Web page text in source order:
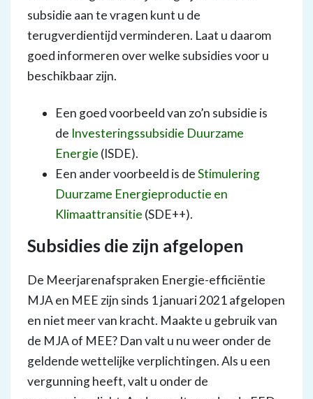
subsidie aan te vragen kunt u de
terugverdientijd verminderen. Laat u daarom
goed informeren over welke subsidies voor u
beschikbaar zijn.
Een goed voorbeeld van zo’n subsidie is
de Investeringssubsidie Duurzame
Energie (ISDE).
Een ander voorbeeld is deStimulering
Duurzame Energieproductie en
Klimaattransitie (SDE++).
Subsidies die zijn afgelopen
De Meerjarenafspraken Energie-efficiëntie
MJA en MEE zijn sinds 1 januari 2021 afgelopen
en niet meer van kracht. Maakte u gebruik van
de MJA of MEE? Dan valt u nu weer onder de
geldende wettelijke verplichtingen. Als u een
vergunning heeft, valt u onder de